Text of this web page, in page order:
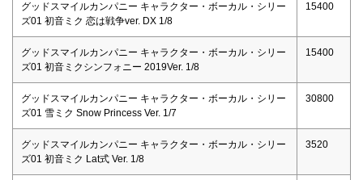
グッドスマイルカンパニー キャラクター・ボーカル・シリー
ズ01 初音ミク 恋は戦争ver. DX 1/8
15400
グッドスマイルカンパニー キャラクター・ボーカル・シリー
ズ01 初音ミクシンフォニー 2019Ver. 1/8
15400
グッドスマイルカンパニー キャラクター・ボーカル・シリー
ズ01 雪ミク Snow Princess Ver. 1/7
30800
グッドスマイルカンパニー キャラクター・ボーカル・シリー
ズ01 初音ミク Lat式 Ver. 1/8
3520